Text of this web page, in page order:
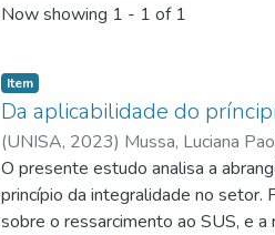
Now showing 1 - 1 of 1
Item
Da aplicabilidade do
(UNISA, 2023) Mussa, Luciana
O presente estudo analisa a
princípio da integralidade no setor.
sobre o ressarcimento ao SUS, e